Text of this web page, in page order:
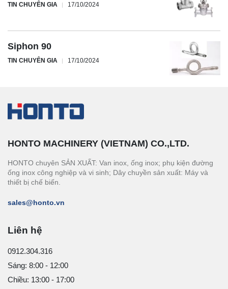
TIN CHUYÊN GIA 17/10/2024
Siphon 90
TIN CHUYÊN GIA 17/10/2024
HONTO MACHINERY (VIETNAM) CO.,LTD.
HONTO chuyên SẢN XUẤT: Van inox, ống inox; phụ kiện đường
ống inox công nghiệp và vi sinh; Dây chuyền sản xuất: Máy và
thiết bị chế biến.
sales@honto.vn
Liên hệ
0912.304.316
Sáng: 8:00 - 12:00
Chiều: 13:00 - 17:00